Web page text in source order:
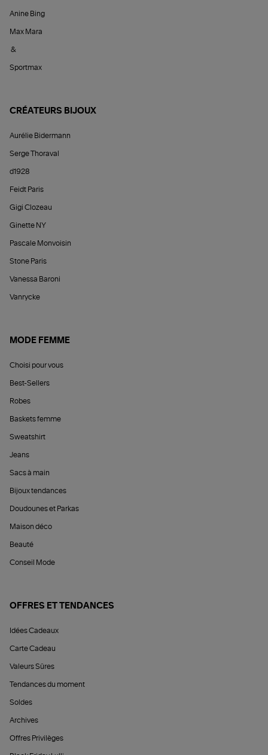
Anine Bing
Max Mara
&
Sportmax
CRÉATEURS BIJOUX
Aurélie Bidermann
Serge Thoraval
d1928
Feidt Paris
Gigi Clozeau
Ginette NY
Pascale Monvoisin
Stone Paris
Vanessa Baroni
Vanrycke
MODE FEMME
Choisi pour vous
Best-Sellers
Robes
Baskets femme
Sweatshirt
Jeans
Sacs à main
Bijoux tendances
Doudounes et Parkas
Maison déco
Beauté
Conseil Mode
OFFRES ET TENDANCES
Idées Cadeaux
Carte Cadeau
Valeurs Sûres
Tendances du moment
Soldes
Archives
Offres Privilèges